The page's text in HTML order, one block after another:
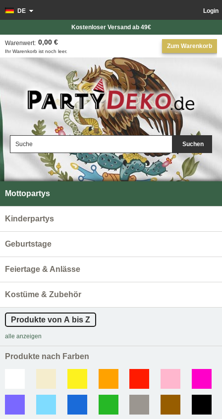
Suchen
Login
DE
Zum Warenkorb
Ihr Warenkorb ist noch leer.
Warenwert: 0,00 €
Kostenloser Versand ab 49€
Mottopartys
Kinderpartys
Geburtstage
Feiertage & Anlässe
Kostüme & Zubehör
Produkte von A bis Z
alle anzeigen
Produkte nach Farben